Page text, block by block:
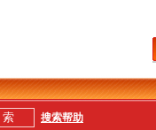
搜索帮助